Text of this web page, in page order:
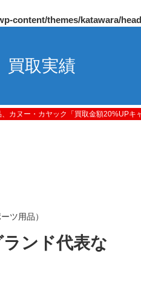
content/themes/katawara/
買取実績
カヌー・カヤック「買取金額20%UPキ
ツ用品）
ンド代表な